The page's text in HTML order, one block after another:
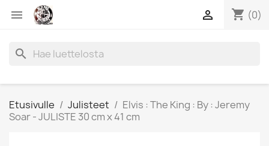
 shopping_cart (0)

search
Etusivulle Julisteet
Elvis : The King : By : Jeremy
Soar - JULISTE 30 cm x 41 cm